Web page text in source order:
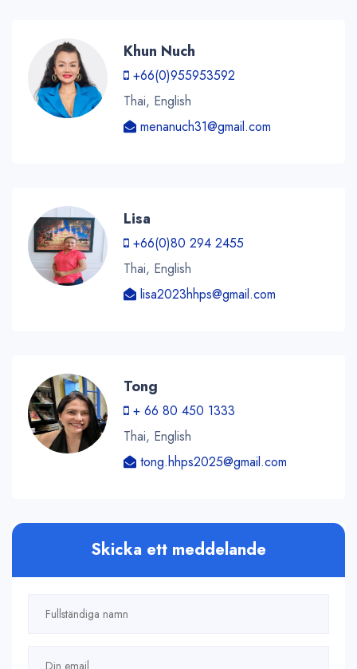
Khun Nuch
+66(0)955953592
Thai, English
menanuch31@gmail.com
Lisa
+66(0)80 294 2455
Thai, English
lisa2023hhps@gmail.com
Tong
+ 66 80 450 1333
Thai, English
tong.hhps2025@gmail.com
Skicka ett meddelande